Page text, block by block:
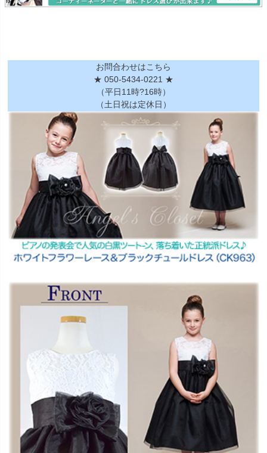
お問合わせはこちら
★ 050-5434-0221 ★
（平日11時?16時）
（土日祝は定休日）